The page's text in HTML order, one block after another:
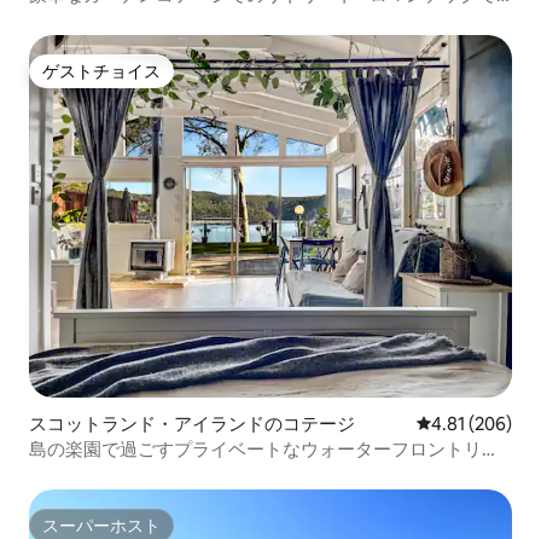
ゲストチョイス
ゲストチョイス
スコットランド・アイランドのコテージ レビュー206
4.81 (206)
島の楽園で過ごすプライベートなウォーターフロントリト
スーパーホスト